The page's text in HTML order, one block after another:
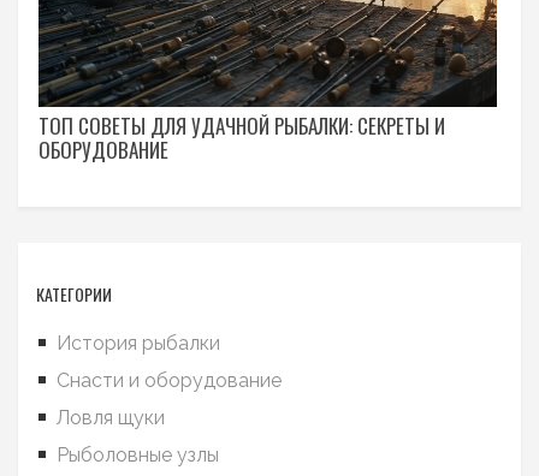
ТОП СОВЕТЫ ДЛЯ УДАЧНОЙ РЫБАЛКИ: СЕКРЕТЫ И
ОБОРУДОВАНИЕ
КАТЕГОРИИ
История рыбалки
Снасти и оборудование
Ловля щуки
Рыболовные узлы